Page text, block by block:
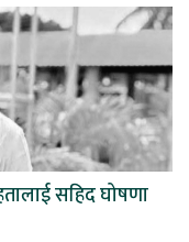
सहिद घोषणा